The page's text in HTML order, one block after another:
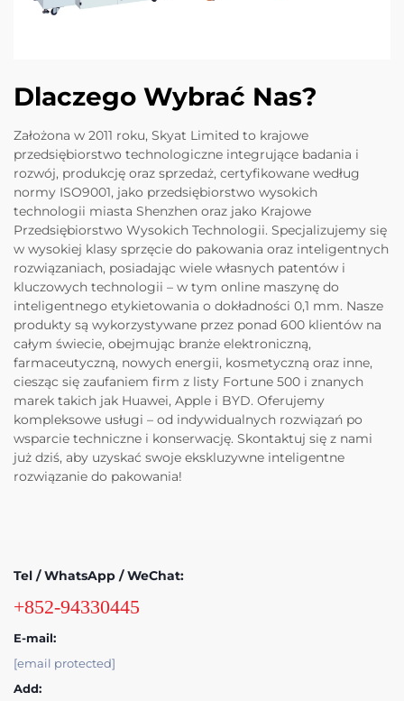
Dlaczego Wybrać Nas?
Założona w 2011 roku, Skyat Limited to krajowe
przedsiębiorstwo technologiczne integrujące badania i
rozwój, produkcję oraz sprzedaż, certyfikowane według
normy ISO9001, jako przedsiębiorstwo wysokich
technologii miasta Shenzhen oraz jako Krajowe
Przedsiębiorstwo Wysokich Technologii. Specjalizujemy się
w wysokiej klasy sprzęcie do pakowania oraz inteligentnych
rozwiązaniach, posiadając wiele własnych patentów i
kluczowych technologii – w tym online maszynę do
inteligentnego etykietowania o dokładności 0,1 mm. Nasze
produkty są wykorzystywane przez ponad 600 klientów na
całym świecie, obejmując branże elektroniczną,
farmaceutyczną, nowych energii, kosmetyczną oraz inne,
ciesząc się zaufaniem firm z listy Fortune 500 i znanych
marek takich jak Huawei, Apple i BYD. Oferujemy
kompleksowe usługi – od indywidualnych rozwiązań po
wsparcie techniczne i konserwację. Skontaktuj się z nami
już dziś, aby uzyskać swoje ekskluzywne inteligentne
rozwiązanie do pakowania!
Tel / WhatsApp / WeChat:
+852-94330445
E-mail:
[email protected]
Add: